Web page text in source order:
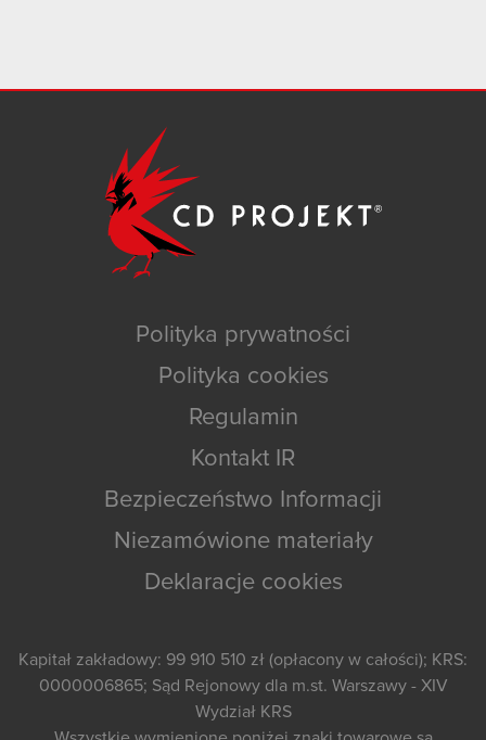
Polityka prywatności
Polityka cookies
Regulamin
Kontakt IR
Bezpieczeństwo Informacji
Niezamówione materiały
Deklaracje cookies
Kapitał zakładowy: 99 910 510 zł (opłacony w całości); KRS:
0000006865; Sąd Rejonowy dla m.st. Warszawy - XIV
Wydział KRS